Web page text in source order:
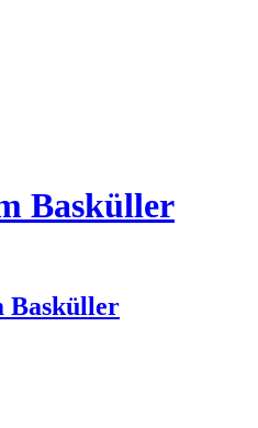
Basküller
Basküller